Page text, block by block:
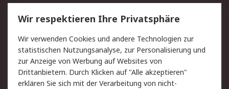
Service
Value Added Services
Lieferlösungen
Rücksendung/Entsorgung Kontakt
Hilfe
Rechtliches
Wir respektieren Ihre Privatsphäre
Wir verwenden Cookies und andere Technologien zur
statistischen Nutzungsanalyse, zur Personalisierung und
zur Anzeige von Werbung auf Websites von
Drittanbietern. Durch Klicken auf "Alle akzeptieren"
erklären Sie sich mit der Verarbeitung von nicht-